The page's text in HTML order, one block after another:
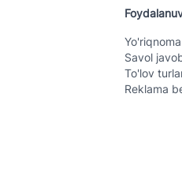
Yo'riqnoma
Savol
To'lov
Reklama